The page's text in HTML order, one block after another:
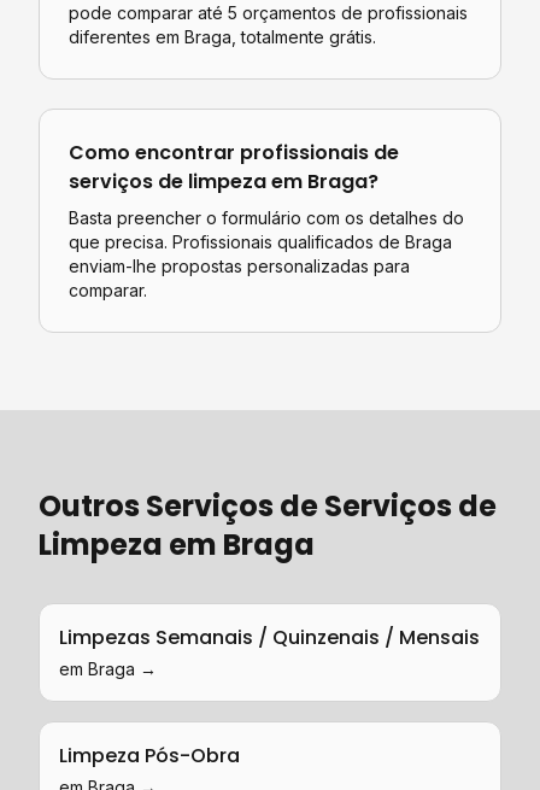
pode comparar até 5 orçamentos de profissionais
diferentes em Braga , totalmente grátis.
Como encontrar profissionais de
serviços de limpezaem Braga?
Basta preencher o formulário com os detalhes do
que precisa. Profissionais qualificados de Braga
enviam-lhe propostas personalizadas para
comparar.
Outros Serviços deServiços de
Limpeza em Braga
Limpezas Semanais / Quinzenais / Mensais
em Braga →
Limpeza Pós-Obra